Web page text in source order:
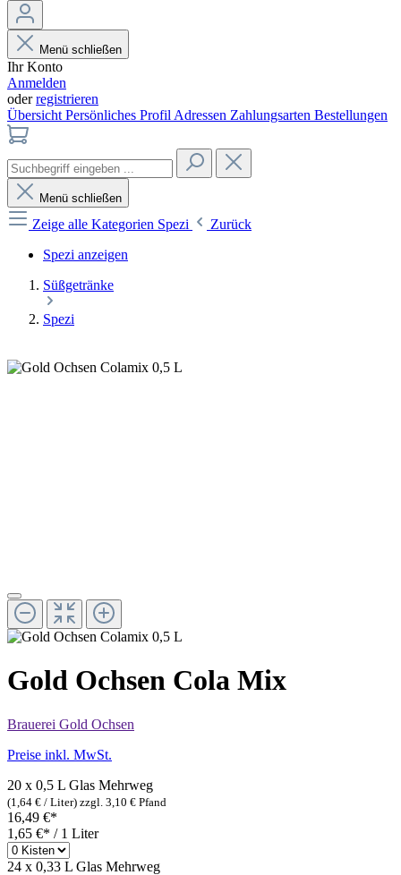
Menü schließen
Ihr Konto
Anmelden
oderregistrieren
Übersicht Persönliches Profil Adressen Zahlungsarten Bestellungen
Menü schließen
Zeige alle Kategorien Spezi
Zurück
Spezi anzeigen
Süßgetränke
Spezi
Gold Ochsen Cola Mix
Brauerei Gold Ochsen
Preise inkl. MwSt.
20 x 0,5 L Glas Mehrweg
(1,64 € / Liter) zzgl. 3,10 € Pfand
16,49 €*
1,65 €* / 1 Liter
24 x 0,33 L Glas Mehrweg